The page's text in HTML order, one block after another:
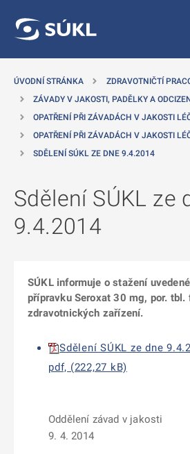
ÚVODNÍ STRÁNKA ZDRAVOTNIČTÍ
ZÁVADY V JAKOSTI, PADĚLKY A
OPATŘENÍ PŘI ZÁVADÁCH V JAKOSTI
OPATŘENÍ PŘI ZÁVADÁCH V JAKOSTI
SDĚLENÍ SÚKL ZE DNE 9.4.2014
Sdělení SÚKL ze
9.4.2014
SÚKL informuje o stažení
přípravku Seroxat 30 mg, por. tbl.
zdravotnických zařízení.
Sdělení SÚKL ze dne
pdf, (222,27 kB)
Oddělení závad v jakosti
9. 4. 2014